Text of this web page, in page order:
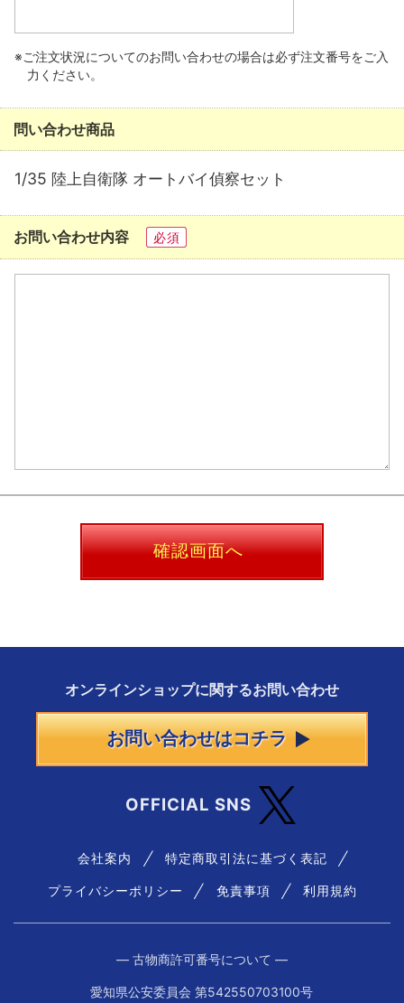
※ご注文状況についてのお問い合わせの場合は必ず注文番号をご入
力ください。
問い合わせ商品
1/35 陸上自衛隊 オートバイ偵察セット
お問い合わせ内容 必須
確認画面へ
オンラインショップに関するお問い合わせ
お問い合わせはコチラ
OFFICIAL SNS
会社案内 特定商取引法に基づく表記
プライバシーポリシー 免責事項 利用規約
― 古物商許可番号について ―
愛知県公安委員会 第542550703100号